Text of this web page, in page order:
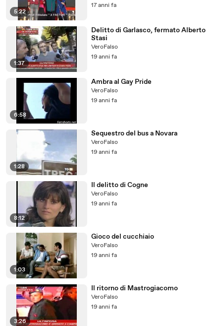
5:22
17 anni fa
1:37
Delitto di Garlasco, fermato Alberto
Stasi
VeroFalso
19 anni fa
6:58
Ambra al Gay Pride
VeroFalso
19 anni fa
1:28
Sequestro del bus a Novara
VeroFalso
19 anni fa
8:12
Il delitto di Cogne
VeroFalso
19 anni fa
1:03
Gioco del cucchiaio
VeroFalso
19 anni fa
3:26
Il ritorno di Mastrogiacomo
VeroFalso
19 anni fa